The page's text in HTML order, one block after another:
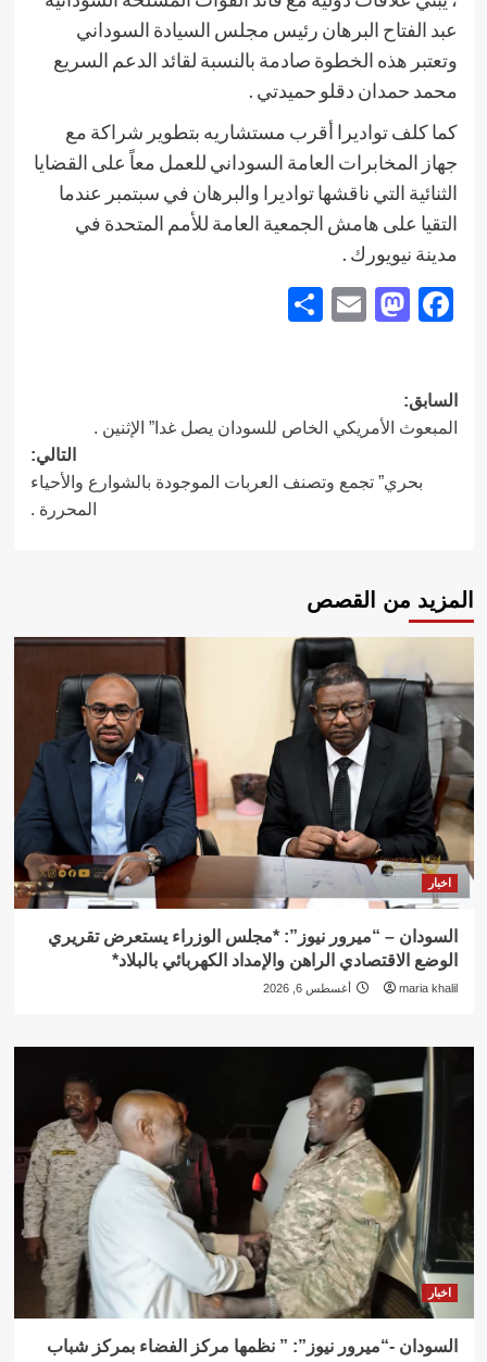
عبد الفتاح البرهان رئيس مجلس السيادة السوداني
وتعتبر هذه الخطوة صادمة بالنسبة لقائد الدعم السريع
محمد حمدان دقلو حميدتي .
كما كلف تواديرا أقرب مستشاريه بتطوير شراكة مع
جهاز المخابرات العامة السوداني للعمل معاً على القضايا
الثنائية التي ناقشها تواديرا والبرهان في سبتمبر عندما
التقيا على هامش الجمعية العامة للأمم المتحدة في
مدينة نيويورك .
Facebook
Mastodon
Email
تصفّح
المقالات
السابق:
المبعوث الأمريكي الخاص للسودان يصل غدا” الإثنين .
التالي:
بحري” تجمع وتصنف العربات الموجودة بالشوارع والأحياء
المحررة .
المزيد من القصص
اخبار
السودان – “ميرور نيوز”: *مجلس الوزراء يستعرض تقريري
الوضع الاقتصادي الراهن والإمداد الكهربائي بالبلاد*
maria khalil أغسطس 6, 2026
اخبار
السودان -“ميرور نيوز”: ” نظمها مركز الفضاء بمركز شباب